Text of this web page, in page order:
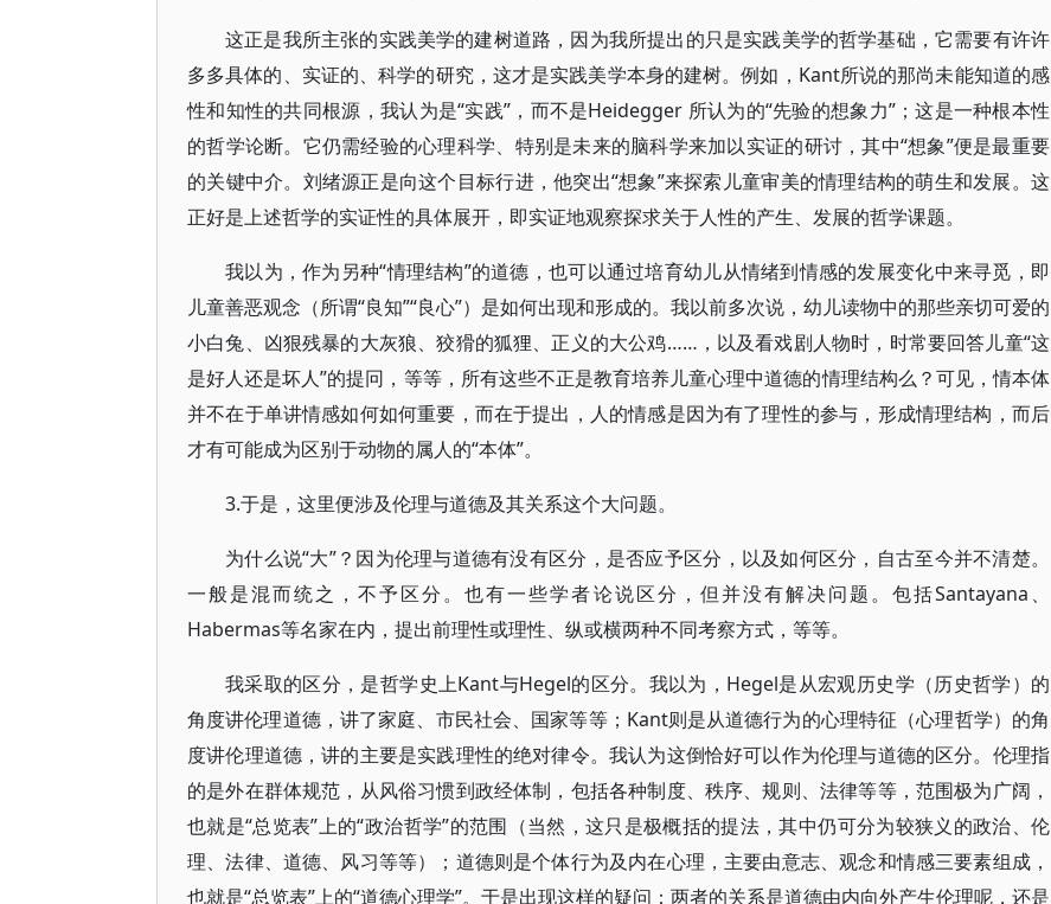
这正是我所主张的实践美学的建树道路，因为我所提出的只是实践美学的哲学基础，它需要有许许
多多具体的、实证的、科学的研究，这才是实践美学本身的建树。例如，Kant所说的那尚未能知道的感
性和知性的共同根源，我认为是“实践”，而不是Heidegger 所认为的“先验的想象力”；这是一种根本性
的哲学论断。它仍需经验的心理科学、特别是未来的脑科学来加以实证的研讨，其中“想象”便是最重要
的关键中介。刘绪源正是向这个目标行进，他突出“想象”来探索儿童审美的情理结构的萌生和发展。这
正好是上述哲学的实证性的具体展开，即实证地观察探求关于人性的产生、发展的哲学课题。
我以为，作为另种“情理结构”的道德，也可以通过培育幼儿从情绪到情感的发展变化中来寻觅，即
儿童善恶观念（所谓“良知”“良心”）是如何出现和形成的。我以前多次说，幼儿读物中的那些亲切可爱的
小白兔、凶狠残暴的大灰狼、狡猾的狐狸、正义的大公鸡……，以及看戏剧人物时，时常要回答儿童“这
是好人还是坏人”的提冋，等等，所有这些不正是教育培养儿童心理中道德的情理结构么？可见，情本体
并不在于单讲情感如何如何重要，而在于提出，人的情感是因为有了理性的参与，形成情理结构，而后
才有可能成为区别于动物的属人的“本体”。
3.于是，这里便涉及伦理与道德及其关系这个大问题。
为什么说“大”？因为伦理与道德有没有区分，是否应予区分，以及如何区分，自古至今并不清楚。
一般是混而统之，不予区分。也有一些学者论说区分，但并没有解决问题。包括Santayana、
Habermas等名家在内，提出前理性或理性、纵或横两种不同考察方式，等等。
我采取的区分，是哲学史上Kant与Hegel的区分。我以为，Hegel是从宏观历史学（历史哲学）的
角度讲伦理道德，讲了家庭、市民社会、国家等等；Kant则是从道德行为的心理特征（心理哲学）的角
度讲伦理道德，讲的主要是实践理性的绝对律令。我认为这倒恰好可以作为伦理与道德的区分。伦理指
的是外在群体规范，从风俗习惯到政经体制，包括各种制度、秩序、规则、法律等等，范围极为广阔，
也就是“总览表”上的“政治哲学”的范围（当然，这只是极概括的提法，其中仍可分为较狭义的政治、伦
理、法律、道德、风习等等）；道德则是个体行为及内在心理，主要由意志、观念和情感三要素组成，
也就是“总览表”上的“道德心理学”。于是出现这样的疑问：两者的关系是道德由内向外产生伦理呢，还是